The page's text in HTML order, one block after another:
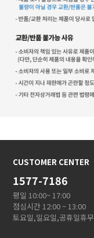
CUSTOMER CENTER
1577-7186
평일 10:00~ 17:00
점심시간 12:00 ~ 13:00
토요일,일요일,공휴일휴무